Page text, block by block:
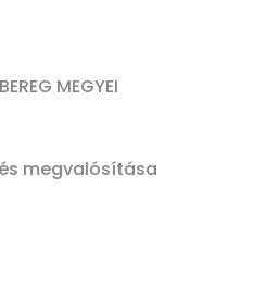
MEGYEI
megvalósítása